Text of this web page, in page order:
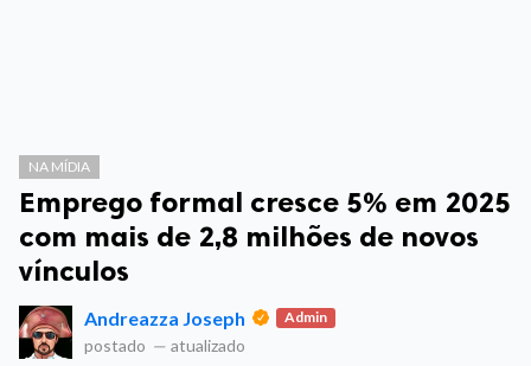
NA MÍDIA
Emprego formal cresce 5% em 2025
com mais de 2,8 milhões de novos
vínculos
Andreazza Joseph Admin
postado — atualizado